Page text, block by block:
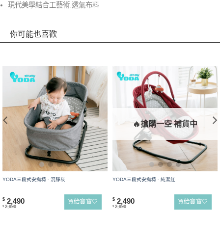
現代美學結合工藝術.透氣布料
你可能也喜歡
YODA三段式安撫椅 - 沉靜灰
$ 2,490
$ 2,990
買給寶寶🤍
🔥搶購一空 補貨中
YODA三段式安撫椅 - 純潔紅
$ 2,490
$ 2,990
買給寶寶🤍